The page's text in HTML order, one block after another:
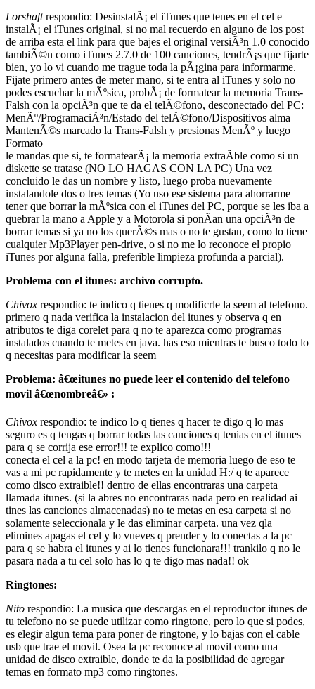
Lorshaftrespondio: DesinstalÃ¡ el iTunes que tenes en el cel e
instalÃ¡ el iTunes original, si no mal recuerdo en alguno de los post
de arriba esta el link para que bajes el original versiÃ³n 1.0 conocido
tambiÃ©n como iTunes 2.7.0 de 100 canciones, tendrÃ¡s que fijarte
bien, yo lo vi cuando me trague toda la pÃ¡gina para informarme.
Fijate primero antes de meter mano, si te entra al iTunes y solo no
podes escuchar la mÃºsica, probÃ¡ de formatear la memoria Trans-
Falsh con la opciÃ³n que te da el telÃ©fono, desconectado del PC:
MenÃº/ProgramaciÃ³n/Estado del telÃ©fono/Dispositivos alma
MantenÃ©s marcado la Trans-Falsh y presionas MenÃº y luego
Formato
le mandas que si, te formatearÃ¡ la memoria extraÃ­ble como si un
diskette se tratase (NO LO HAGAS CON LA PC) Una vez
concluido le das un nombre y listo, luego proba nuevamente
instalandole dos o tres temas (Yo uso ese sistema para ahorrarme
tener que borrar la mÃºsica con el iTunes del PC, porque se les iba a
quebrar la mano a Apple y a Motorola si ponÃ­an una opciÃ³n de
borrar temas si ya no los querÃ©s mas o no te gustan, como lo tiene
cualquier Mp3Player pen-drive, o si no me lo reconoce el propio
iTunes por alguna falla, preferible limpieza profunda a parcial).
Problema con el itunes: archivo corrupto.
Chivox respondio: te indico q tienes q modificrle la seem al telefono.
primero q nada verifica la instalacion del itunes y observa q en
atributos te diga corelet para q no te aparezca como programas
instalados cuando te metes en java. has eso mientras te busco todo lo
q necesitas para modificar la seem
Problema: â€œitunes no puede leer el contenido del telefono
movil â€œnombreâ€» :
Chivox respondio: te indico lo q tienes q hacer te digo q lo mas
seguro es q tengas q borrar todas las canciones q tenias en el itunes
para q se corrija ese error!!! te explico como!!!
conecta el cel a la pc! en modo tarjeta de memoria luego de eso te
vas a mi pc rapidamente y te metes en la unidad H:/ q te aparece
como disco extraible!! dentro de ellas encontraras una carpeta
llamada itunes. (si la abres no encontraras nada pero en realidad ai
tines las canciones almacenadas) no te metas en esa carpeta si no
solamente seleccionala y le das eliminar carpeta. una vez qla
elimines apagas el cel y lo vueves q prender y lo conectas a la pc
para q se habra el itunes y ai lo tienes funcionara!!! trankilo q no le
pasara nada a tu cel solo has lo q te digo mas nada!! ok
Ringtones:
Nito respondio: La musica que descargas en el reproductor itunes de
tu telefono no se puede utilizar como ringtone, pero lo que si podes,
es elegir algun tema para poner de ringtone, y lo bajas con el cable
usb que trae el movil. Osea la pc reconoce al movil como una
unidad de disco extraible, donde te da la posibilidad de agregar
temas en formato mp3 como ringtones.